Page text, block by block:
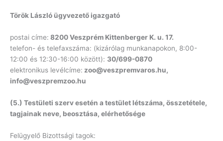
Török László ügyvezető igazgató
postai címe: 8200 Veszprém Kittenberger K. u. 17.
telefon- és telefaxszáma: (kizárólag munkanapokon, 8:00-
12:00 és 12:30-16:00 között): 30/699-0870
elektronikus levélcíme: zoo@veszpremvaros.hu,
info@veszpremzoo.hu
(5.) Testületi szerv esetén a testület létszáma, összetétele,
tagjainak neve, beosztása, elérhetősége
Felügyelő Bizottsági tagok: